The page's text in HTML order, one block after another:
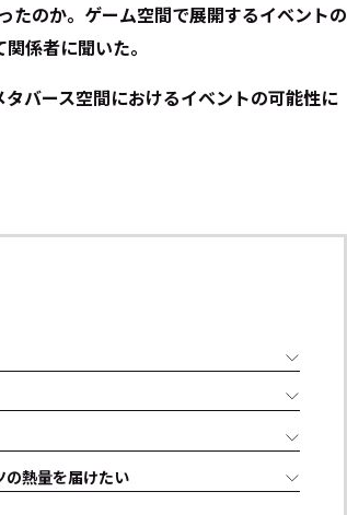
たのか。ゲーム空間で展開するイベントの
係者に聞いた。
バース空間におけるイベントの可能性に
の熱量を届けたい